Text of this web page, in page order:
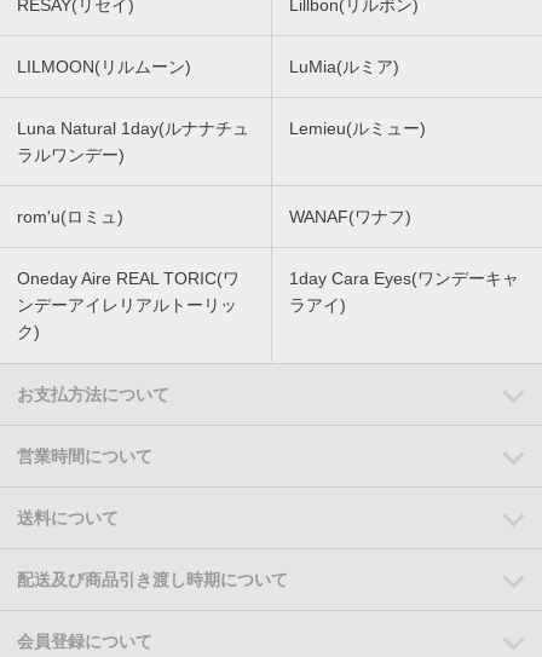
RESAY(リセイ) Lillbon(リルボン)
LILMOON(リルムーン) LuMia(ルミア)
Luna Natural 1day(ルナナチュ
ラルワンデー)
Lemieu(ルミュー)
rom'u(ロミュ) WANAF(ワナフ)
Oneday Aire REAL TORIC(ワ
ンデーアイレリアルトーリッ
ク)
1day Cara Eyes(ワンデーキャ
ラアイ)
お支払方法について
営業時間について
送料について
配送及び商品引き渡し時期について
会員登録について